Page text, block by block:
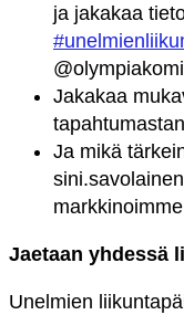
ja jakakaa
@
Jakakaa
Ja mikä
Jaetaan yhdessä
Unelmien